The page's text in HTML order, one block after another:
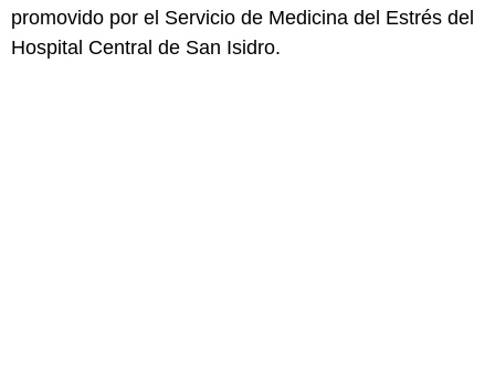
promovido por el Servicio de Medicina del Estrés del
Hospital Central de San Isidro.